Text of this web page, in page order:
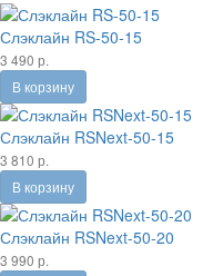
Слэклайн RS-50-15
3 490 р.
В корзину
Слэклайн RSNext-50-15
3 810 р.
В корзину
Слэклайн RSNext-50-20
3 990 р.